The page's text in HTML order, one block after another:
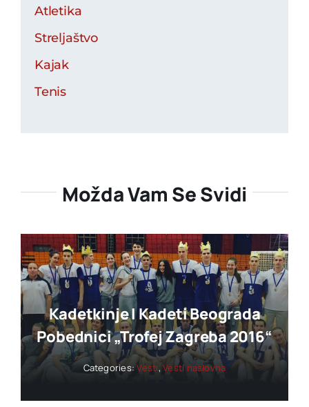
Atletika
Streljaštvo
Kajak
Tenis
Možda Vam Se Svidi
Kadetkinje I Kadeti Beograda
Pobednici „trofej Zagreba 2016“
Categories:Vesti,Vesti naslovna